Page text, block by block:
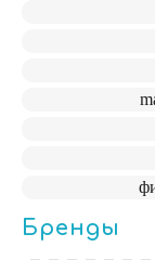
Бренды